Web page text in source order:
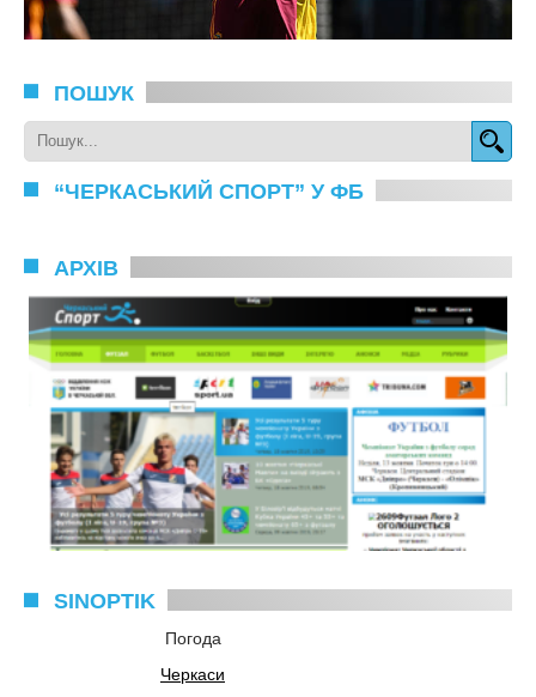
ПОШУК
“ЧЕРКАСЬКИЙ СПОРТ” У ФБ
АРХІВ
SINOPTIK
Погода
Черкаси